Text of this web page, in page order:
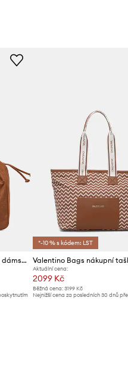
Valentino Bags nákupní taška dámská z imitace semiše MAXI
*-10 % s kódem: LST
Aktuální cena:
2099 Kč
Běžná cena: 3199 Kč
Nejnižší cena za posledních 30 dnů